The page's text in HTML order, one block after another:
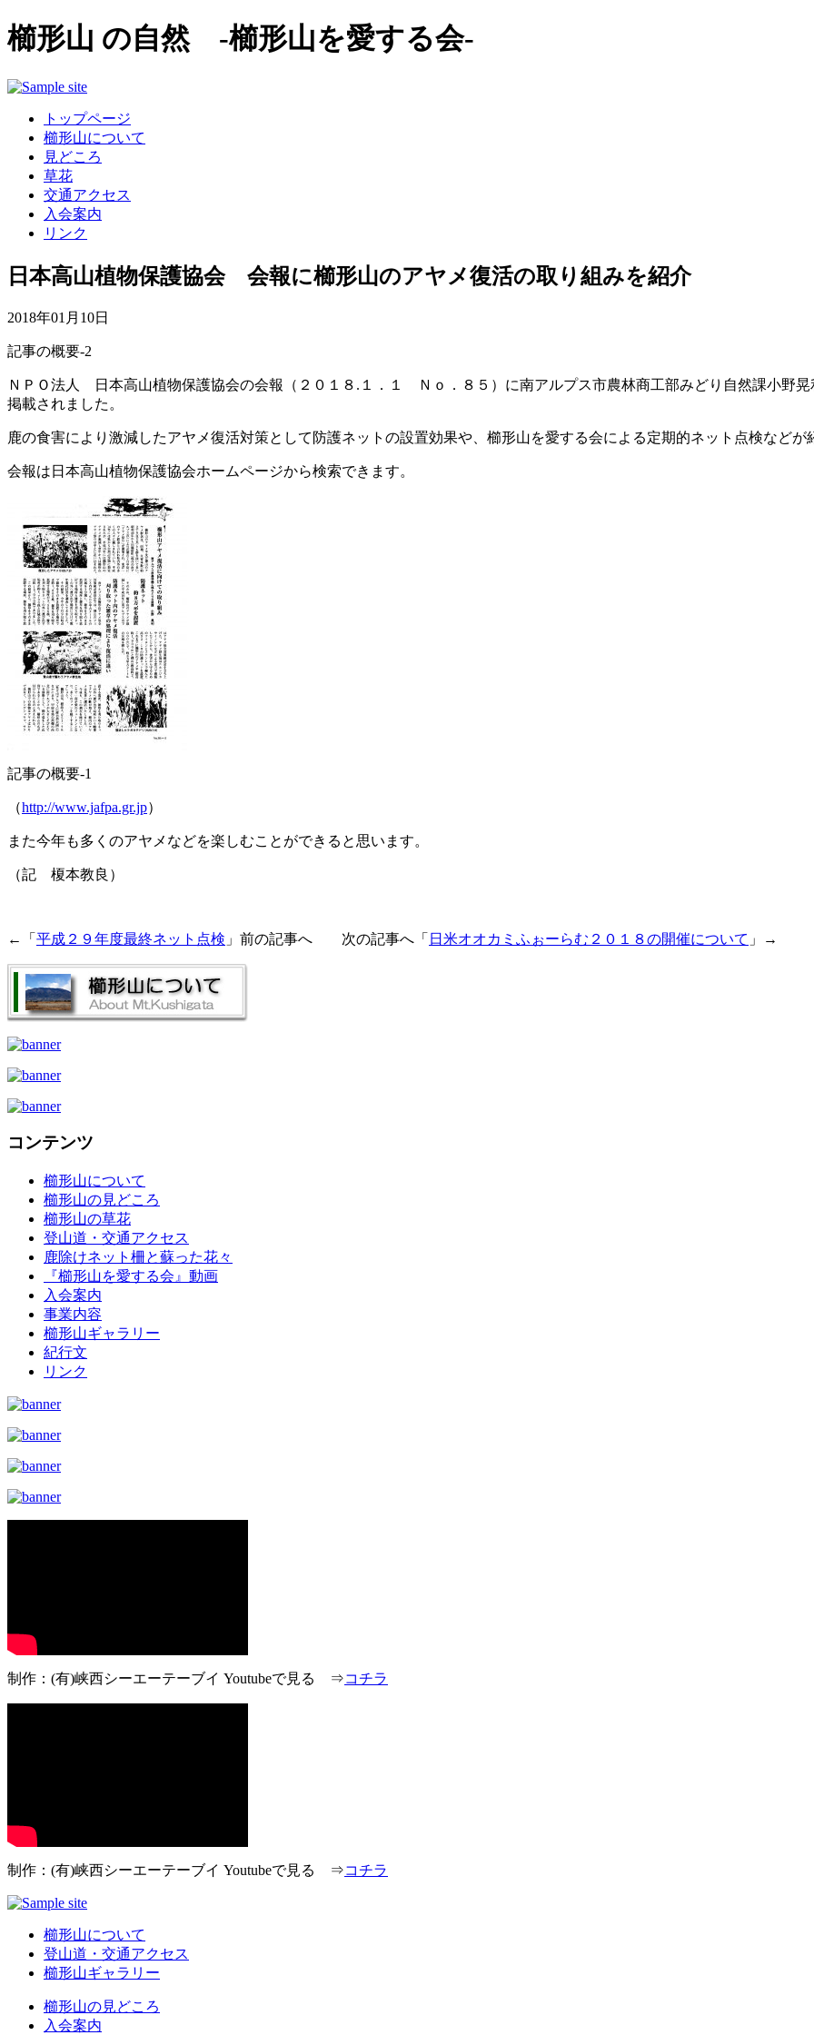
櫛形山 の自然 -櫛形山を愛する会-
トップページ
櫛形山について
見どころ
草花
交通アクセス
入会案内
リンク
日本高山植物保護協会 会報に櫛形山のアヤメ復活の取り組みを紹介
2018年01月10日
記事の概要-2
ＮＰＯ法人 日本高山植物保護協会の会報（２０１８.１．１ Ｎｏ．８５）に南アルプス市農林商工部みどり自然課小野
掲載されました。
鹿の食害により激減したアヤメ復活対策として防護ネットの設置効果や、櫛形山を愛する会による定期的ネット点検などが
会報は日本高山植物保護協会ホームページから検索できます。
記事の概要-1
（http://www.jafpa.gr.jp）
また今年も多くのアヤメなどを楽しむことができると思います。
（記 榎本教良）
←「 平成２９年度最終ネット点検 」前の記事へ 次の記事へ「 日米オオカミふぉーらむ２０１８の開催について 」→
コンテンツ
櫛形山について
櫛形山の見どころ
櫛形山の草花
登山道・交通アクセス
鹿除けネット柵と蘇った花々
『櫛形山を愛する会』動画
入会案内
事業内容
櫛形山ギャラリー
紀行文
リンク
制作：(有)峡西シーエーテーブイ Youtubeで見る ⇒コチラ
制作：(有)峡西シーエーテーブイ Youtubeで見る ⇒コチラ
櫛形山について
登山道・交通アクセス
櫛形山ギャラリー
櫛形山の見どころ
入会案内